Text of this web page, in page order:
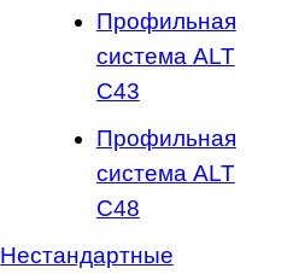
Профильная
система ALT
C43
Профильная
система ALT
C48
Нестандартные